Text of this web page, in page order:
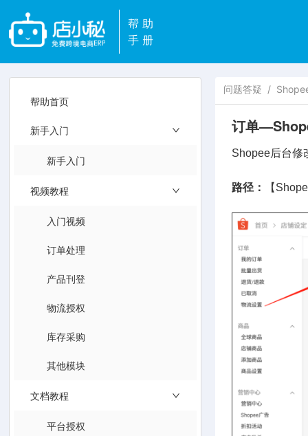
帮助
手册
帮助首页
新手入门
新手入门
视频教程
入门视频
订单处理
产品刊登
物流授权
库存采购
其他模块
文档教程
平台授权
问题答疑 /
订单
Shopee后台修
路径： 【